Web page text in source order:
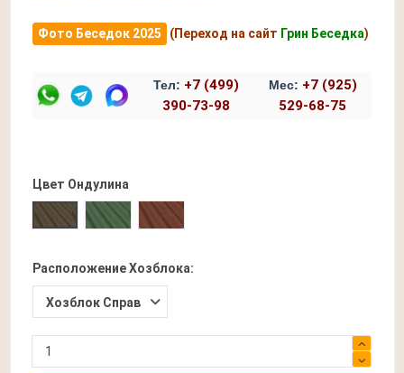
Фото Беседок 2025 (Переход на сайт Грин Беседка)
Тел: +7 (499)
390-73-98
Мес: +7 (925)
529-68-75
Цвет Ондулина
Коричневый Ондулин
Зеленый ОндулинБордовый Ондулин
Расположение Хозблока: